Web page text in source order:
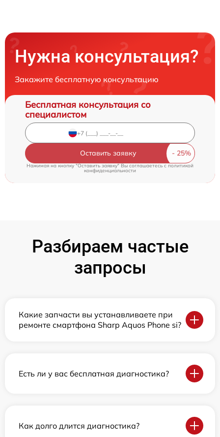
Нужна консультация?
Закажите бесплатную консультацию
Бесплатная консультация со
специалистом
Оставить заявку
Нажимая на кнопку "Оставить заявку" Вы соглашаетесь c политикой
конфиденциальности
Разбираем частые
запросы
Какие запчасти вы устанавливаете при
ремонте смартфона Sharp Aquos Phone si?
Есть ли у вас бесплатная диагностика?
Как долго длится диагностика?